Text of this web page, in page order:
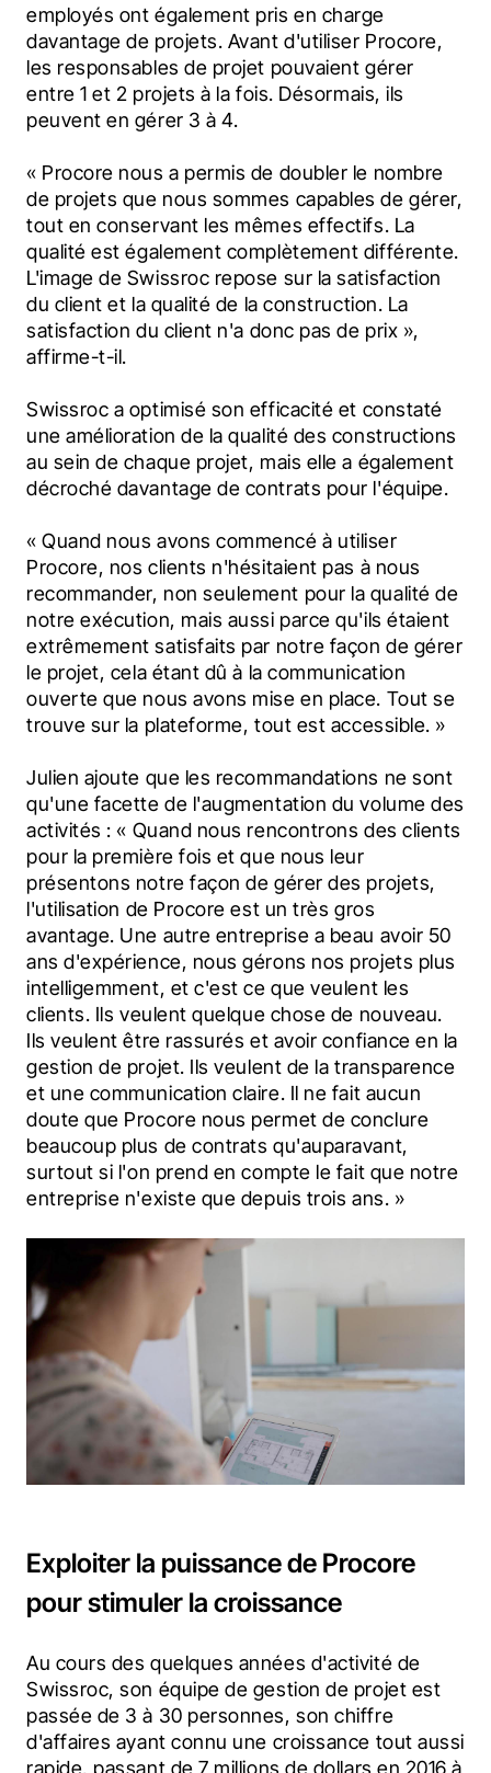
employés ont également pris en charge
davantage de projets. Avant d'utiliser Procore,
les responsables de projet pouvaient gérer
entre 1 et 2 projets à la fois. Désormais, ils
peuvent en gérer 3 à 4.
« Procore nous a permis de doubler le nombre
de projets que nous sommes capables de gérer,
tout en conservant les mêmes effectifs. La
qualité est également complètement différente.
L'image de Swissroc repose sur la satisfaction
du client et la qualité de la construction. La
satisfaction du client n'a donc pas de prix »,
affirme-t-il.
Swissroc a optimisé son efficacité et constaté
une amélioration de la qualité des constructions
au sein de chaque projet, mais elle a également
décroché davantage de contrats pour l'équipe.
« Quand nous avons commencé à utiliser
Procore, nos clients n'hésitaient pas à nous
recommander, non seulement pour la qualité de
notre exécution, mais aussi parce qu'ils étaient
extrêmement satisfaits par notre façon de gérer
le projet, cela étant dû à la communication
ouverte que nous avons mise en place. Tout se
trouve sur la plateforme, tout est accessible. »
Julien ajoute que les recommandations ne sont
qu'une facette de l'augmentation du volume des
activités : « Quand nous rencontrons des clients
pour la première fois et que nous leur
présentons notre façon de gérer des projets,
l'utilisation de Procore est un très gros
avantage. Une autre entreprise a beau avoir 50
ans d'expérience, nous gérons nos projets plus
intelligemment, et c'est ce que veulent les
clients. Ils veulent quelque chose de nouveau.
Ils veulent être rassurés et avoir confiance en la
gestion de projet. Ils veulent de la transparence
et une communication claire. Il ne fait aucun
doute que Procore nous permet de conclure
beaucoup plus de contrats qu'auparavant,
surtout si l'on prend en compte le fait que notre
entreprise n'existe que depuis trois ans. »
Exploiter la puissance de Procore
pour stimuler la croissance
Au cours des quelques années d'activité de
Swissroc, son équipe de gestion de projet est
passée de 3 à 30 personnes, son chiffre
d'affaires ayant connu une croissance tout aussi
rapide, passant de 7 millions de dollars en 2016 à